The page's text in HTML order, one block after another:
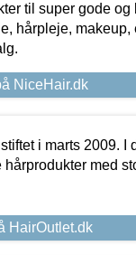
til super gode
hårpleje,
NiceHair.dk
i marts 2009.
med
HairOutlet.dk